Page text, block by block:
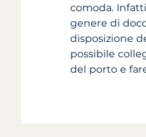
comoda.
genere di
disposizione
possibile
del porto e